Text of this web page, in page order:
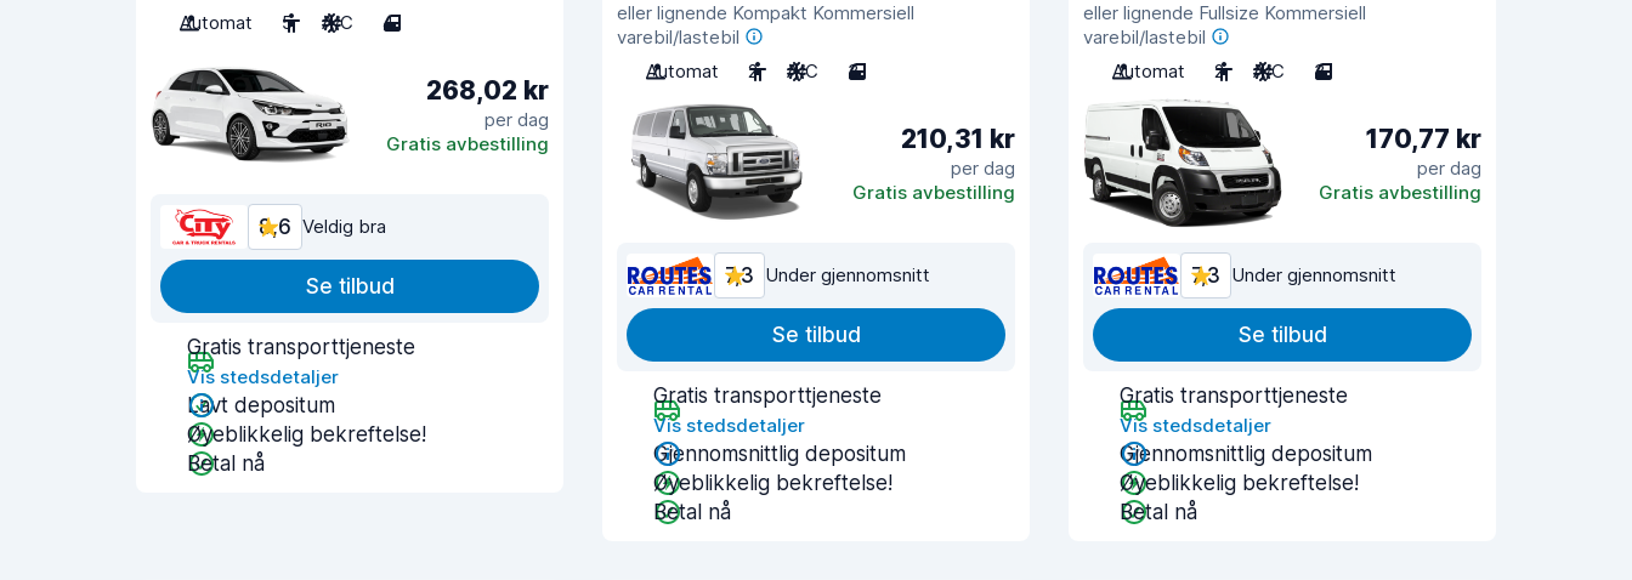
Automat
5 A/C 4
268,02 kr
per dag
Gratis avbestilling
8,6 Veldig bra
Se tilbud
Gratis transporttjeneste
Vis stedsdetaljer
Lavt depositum
Øyeblikkelig bekreftelse!
Betal nå
eller lignende Kompakt Kommersiell
varebil/lastebil
Automat
2 A/C 3
210,31 kr
per dag
Gratis avbestilling
7,3 Under gjennomsnitt
Se tilbud
Gratis transporttjeneste
Vis stedsdetaljer
Gjennomsnittlig depositum
Øyeblikkelig bekreftelse!
Betal nå
eller lignende Fullsize Kommersiell
varebil/lastebil
Automat
2 A/C 3
170,77 kr
per dag
Gratis avbestilling
7,3 Under gjennomsnitt
Se tilbud
Gratis transporttjeneste
Vis stedsdetaljer
Gjennomsnittlig depositum
Øyeblikkelig bekreftelse!
Betal nå